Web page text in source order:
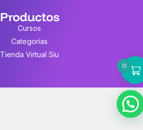
Productos
Cursos
Categorías
Tienda Virtual Siu
0